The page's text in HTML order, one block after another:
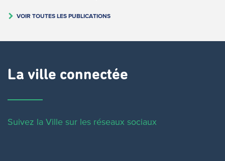
VOIR TOUTES LES PUBLICATIONS
La ville connectée
Suivez la Ville sur les réseaux sociaux